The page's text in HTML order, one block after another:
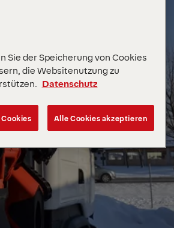
Sie der Speicherung von Cookies
die Websitenutzung zu
Datenschutz
Alle Cookies akzeptieren